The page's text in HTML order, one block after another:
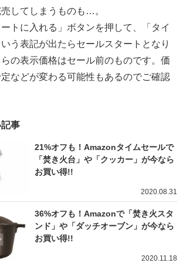
してしまうものも…。
トに入れる」ボタンを押して、「タイ
う表記が出たらセールスタートとなり
の表示価格はセール前のものです。価
などが変わる可能性もあるのでご確認
事
21%オフも！Amazonタイムセールで
「焚き火台」や「クッカー」が今なら
お買い得!!
2020.08.31
36%オフも！Amazonで「焚き火スタ
ンド」や「ダッチオーブン」が今なら
お買い得!!
2020.11.18